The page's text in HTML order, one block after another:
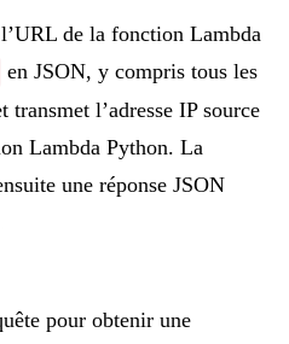
de la fonction Lambda
en JSON, y compris tous les
transmet l’adresse IP source
Lambda Python. La
une réponse JSON
pour obtenir une